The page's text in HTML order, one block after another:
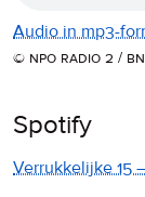
Audio in mp3-
© npo radio 2 /
Spotify
Verrukkelijke 15